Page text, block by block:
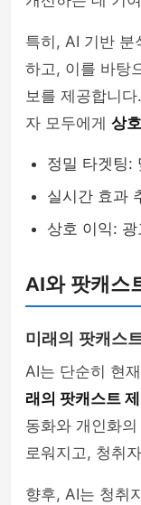
특히, AI 기반 분
하고, 이를 바탕
보를 제공합니
자 모두에게 상
정밀 타겟팅:
실시간 효과
상호 이익:
AI와 팟캐스
미래의 팟캐스
AI는 단순히 현
래의 팟캐스트
동화와 개인화
로워지고, 청취
향후, AI는 청취